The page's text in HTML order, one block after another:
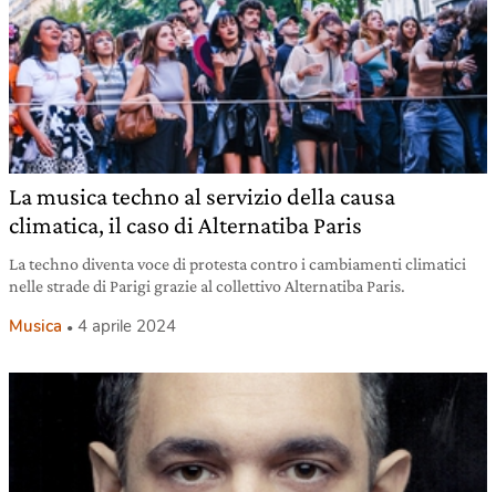
La musica techno al servizio della causa
climatica, il caso di Alternatiba Paris
La techno diventa voce di protesta contro i cambiamenti climatici
nelle strade di Parigi grazie al collettivo Alternatiba Paris.
Musica 4 aprile 2024